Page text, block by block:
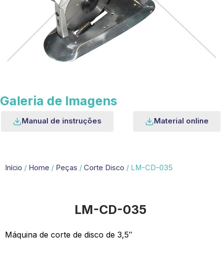
Galeria de Imagens
Manual de instruções Material online
Início / Home / Peças / Corte Disco / LM-CD-035
LM-CD-035
Máquina de corte de disco de 3,5″